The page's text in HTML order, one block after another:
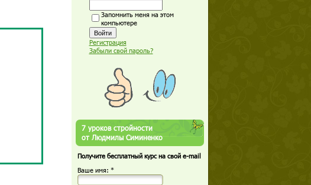
Запомнить меня на этом
компьютере
Регистрация
Забыли свой пароль?
7 уроков стройности
от Людмилы Симиненко
Получите бесплатный курс на свой e-mail
Ваше имя: *